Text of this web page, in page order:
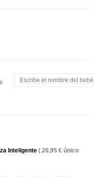
Inteligente ( 20,95 € único